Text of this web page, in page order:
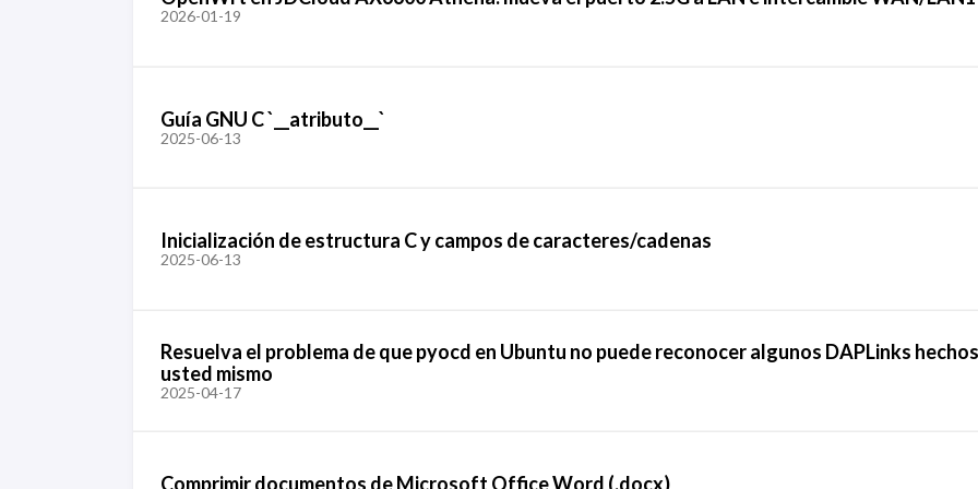
2026-01-19
Guía GNU C `__atributo__`
2025-06-13
Inicialización de estructura C y campos de caracteres/cadenas
2025-06-13
Resuelva el problema de que pyocd en Ubuntu no puede reconocer algunos DAPLinks
usted mismo
2025-04-17
Comprimir documentos de Microsoft Office Word (.docx)